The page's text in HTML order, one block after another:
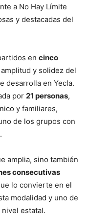
a No Hay Límite
y destacadas del
en cinco
y solidez del
desarrolla en Yecla.
por 21 personas,
y familiares,
de los grupos con
amplia, sino también
consecutivas
lo convierte en el
modalidad y uno de
nivel estatal.